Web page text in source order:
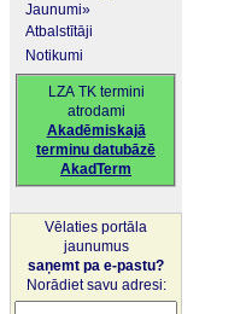
Jaunumi»
Atbalstītāji
Notikumi
LZA TK termini
atrodami
Akadēmiskajā
terminu datubāzē
AkadTerm
Vēlaties portāla
jaunumus
saņemt pa e-pastu?
Norādiet savu adresi: